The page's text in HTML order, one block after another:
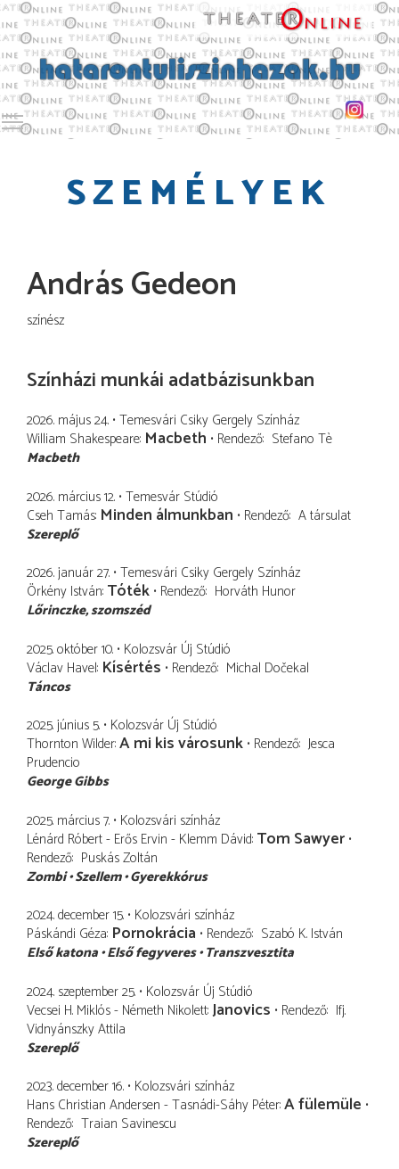
Toggle main menu visibility
SZEMÉLYEK
András Gedeon
színész
Színházi munkái adatbázisunkban
2026. május 24. Temesvári Csiky Gergely Színház
William Shakespeare Macbeth Rendező Stefano Tè
Macbeth
2026. március 12. Temesvár Stúdió
Cseh Tamás Minden álmunkban Rendező A társulat
Szereplő
2026. január 27. Temesvári Csiky Gergely Színház
Örkény István Tóték Rendező Horváth Hunor
Lőrinczke szomszéd
2025. október 10. Kolozsvár Új Stúdió
Václav Havel Kísértés Rendező Michal Dočekal
Táncos
2025. június 5. Kolozsvár Új Stúdió
Thornton Wilder A mi kis városunk Rendező Jesca
Prudencio
George Gibbs
2025. március 7. Kolozsvári színház
Lénárd Róbert - Erős Ervin - Klemm Dávid Tom Sawyer
Rendező Puskás Zoltán
Zombi Szellem Gyerekkórus
2024. december 15. Kolozsvári színház
Páskándi Géza Pornokrácia Rendező Szabó K. István
Első katona Első fegyveres Transzvesztita
2024. szeptember 25. Kolozsvár Új Stúdió
Vecsei H. Miklós - Németh Nikolett Janovics Rendező Ifj.
Vidnyánszky Attila
Szereplő
2023. december 16. Kolozsvári színház
Hans Christian Andersen - Tasnádi-Sáhy Péter A fülemüle
Rendező Traian Savinescu
Szereplő